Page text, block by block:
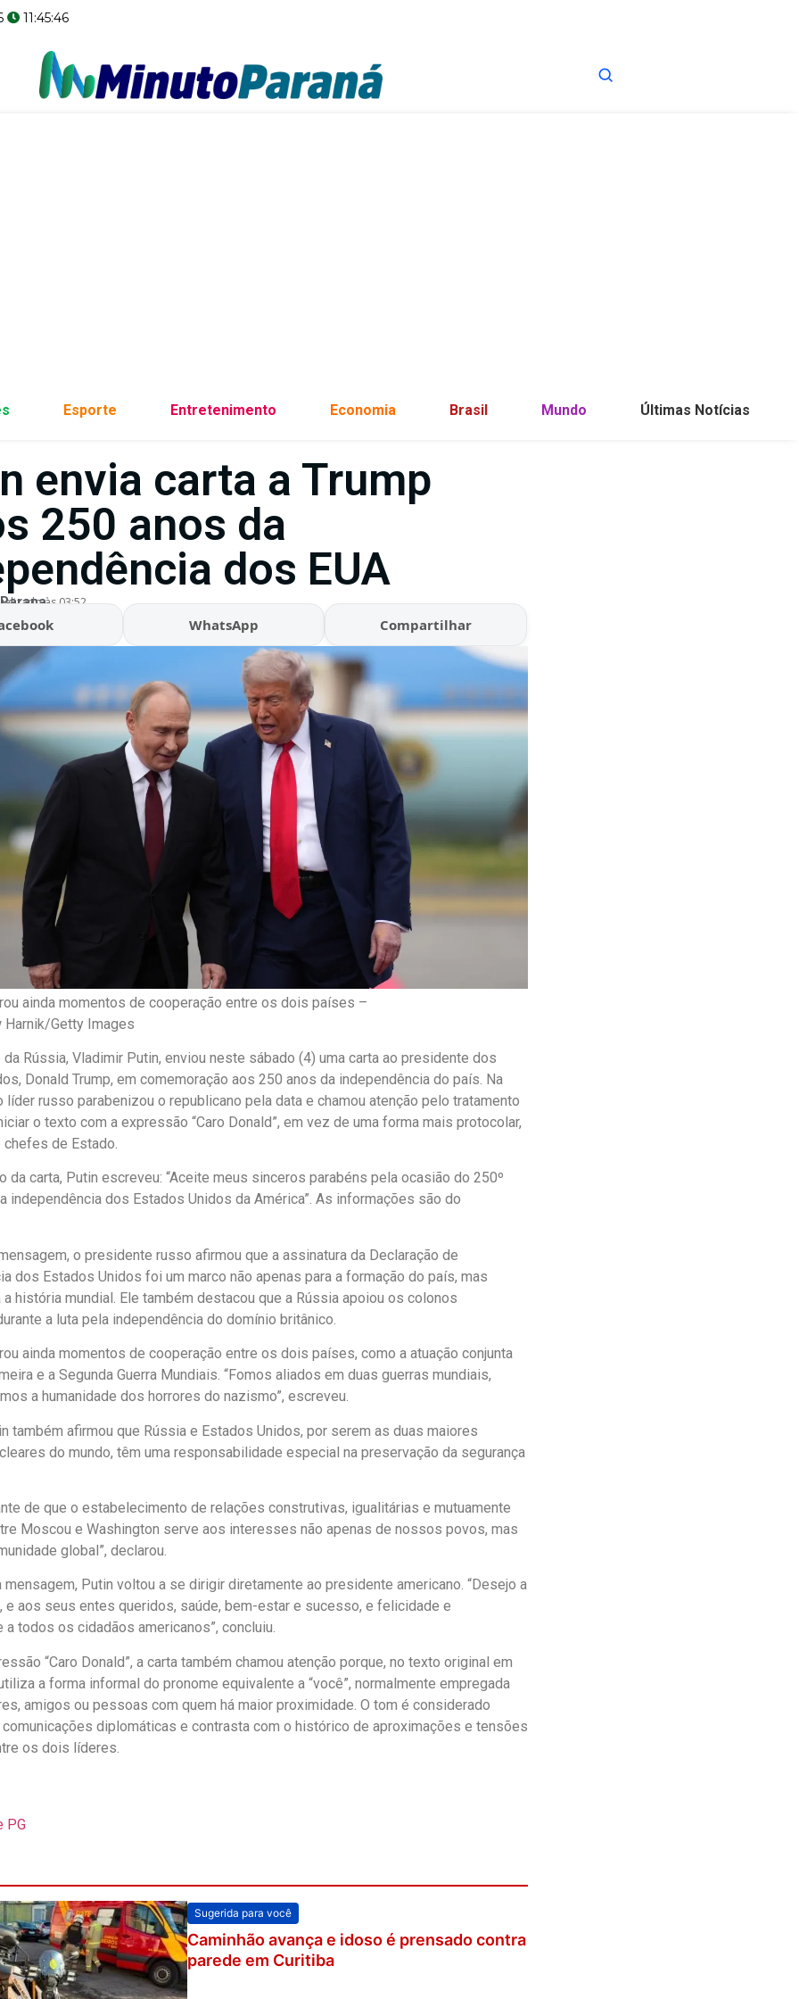
11:45:47
Esporte Entretenimento Economia Brasil Mundo Últimas Notícias
envia carta a Trump
250 anos da
dos EUA
às 03:52
WhatsApp Compartilhar
ainda momentos de cooperação entre os dois países –
Harnik/Getty Images
Rússia, Vladimir Putin, enviou neste sábado (4) uma carta ao presidente dos
Donald Trump, em comemoração aos 250 anos da independência do país. Na
líder russo parabenizou o republicano pela data e chamou atenção pelo tratamento
o texto com a expressão “Caro Donald”, em vez de uma forma mais protocolar,
chefes de Estado.
da carta, Putin escreveu: “Aceite meus sinceros parabéns pela ocasião do 250º
independência dos Estados Unidos da América”. As informações são do
o presidente russo afirmou que a assinatura da Declaração de
dos Estados Unidos foi um marco não apenas para a formação do país, mas
a história mundial. Ele também destacou que a Rússia apoiou os colonos
a luta pela independência do domínio britânico.
ainda momentos de cooperação entre os dois países, como a atuação conjunta
e a Segunda Guerra Mundiais. “Fomos aliados em duas guerras mundiais,
a humanidade dos horrores do nazismo”, escreveu.
também afirmou que Rússia e Estados Unidos, por serem as duas maiores
do mundo, têm uma responsabilidade especial na preservação da segurança
de que o estabelecimento de relações construtivas, igualitárias e mutuamente
Moscou e Washington serve aos interesses não apenas de nossos povos, mas
global”, declarou.
mensagem, Putin voltou a se dirigir diretamente ao presidente americano. “Desejo a
e aos seus entes queridos, saúde, bem-estar e sucesso, e felicidade e
a todos os cidadãos americanos”, concluiu.
“Caro Donald”, a carta também chamou atenção porque, no texto original em
a forma informal do pronome equivalente a “você”, normalmente empregada
amigos ou pessoas com quem há maior proximidade. O tom é considerado
comunicações diplomáticas e contrasta com o histórico de aproximações e tensões
os dois líderes.
PG
Sugerida para você
Caminhão avança e idoso é prensado contra
parede em Curitiba